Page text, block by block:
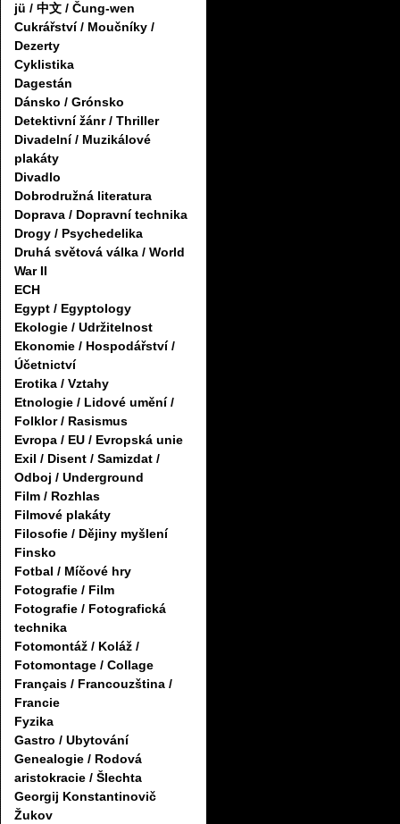
jü / 中文 / Čung-wen
Cukrářství / Moučníky /
Dezerty
Cyklistika
Dagestán
Dánsko / Grónsko
Detektivní žánr / Thriller
Divadelní / Muzikálové
plakáty
Divadlo
Dobrodružná literatura
Doprava / Dopravní technika
Drogy / Psychedelika
Druhá světová válka / World
War II
ECH
Egypt / Egyptology
Ekologie / Udržitelnost
Ekonomie / Hospodářství /
Účetnictví
Erotika / Vztahy
Etnologie / Lidové umění /
Folklor / Rasismus
Evropa / EU / Evropská unie
Exil / Disent / Samizdat /
Odboj / Underground
Film / Rozhlas
Filmové plakáty
Filosofie / Dějiny myšlení
Finsko
Fotbal / Míčové hry
Fotografie / Film
Fotografie / Fotografická
technika
Fotomontáž / Koláž /
Fotomontage / Collage
Français / Francouzština /
Francie
Fyzika
Gastro / Ubytování
Genealogie / Rodová
aristokracie / Šlechta
Georgij Konstantinovič
Žukov